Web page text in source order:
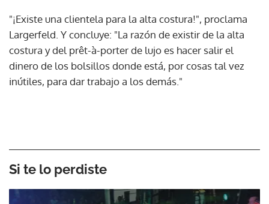
"¡Existe una clientela para la alta costura!", proclama
Largerfeld. Y concluye: "La razón de existir de la alta
costura y del prêt-à-porter de lujo es hacer salir el
dinero de los bolsillos donde está, por cosas tal vez
inútiles, para dar trabajo a los demás."
Si te lo perdiste